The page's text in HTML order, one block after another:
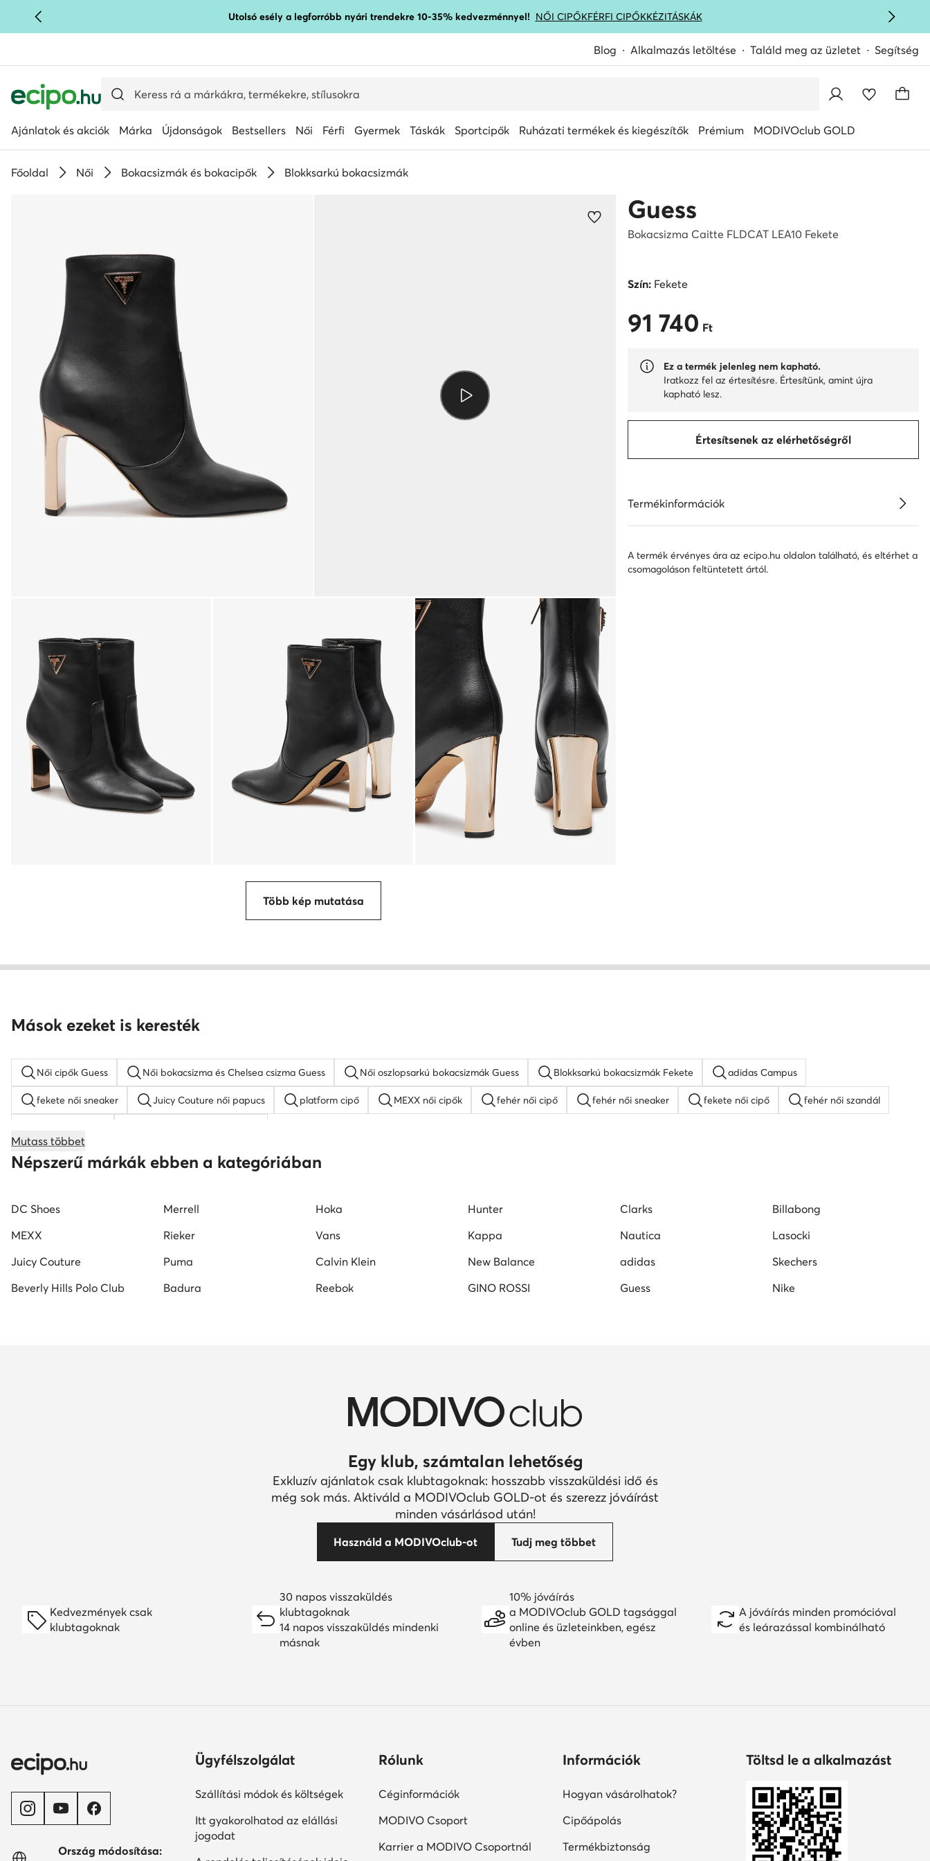
UGRÁS A FŐ TARTALOMRA Utolsó esély a legforróbb nyári trendekre 10-35% kedvezménnyel! NŐI CIPŐKFÉRFI CIPŐKKÉZITÁSKÁK
Blog Alkalmazás letöltése Találd meg az üzletet Segítség
Ajánlatok és akciók Márka Újdonságok Bestsellers Női Férfi Gyermek Táskák Sportcipők Ruházati termékek és kiegészítők Prémium MODIVOclub GOLD
Főoldal Női Bokacsizmák és bokacipők Blokksarkú bokacsizmák
Több kép mutatása
Guess
Bokacsizma Caitte FLDCAT LEA10 Fekete
Szín:Fekete
91 740 Ft
91 740 Ft
Ez a termék jelenleg nem kapható.
Iratkozz fel az értesítésre. Értesítünk, amint újra
kapható lesz.
Értesítsenek az elérhetőségről
Termékinformációk
A termék érvényes ára az ecipo.hu oldalon található, és eltérhet a
csomagoláson feltüntetett ártól.
Mások ezeket is keresték
Női cipők Guess Női bokacsizma és Chelsea csizma Guess Női oszlopsarkú bokacsizmák Guess Blokksarkú bokacsizmák Fekete adidas Campus
fekete női sneaker Juicy Couture női papucs platform cipő MEXX női cipők fehér női cipő fehér női sneaker fekete női cipő fehér női szandál
női éksarkú szandálok női magasszárú tornacipők
Mutass többet
Népszerű márkák ebben a kategóriában
DC Shoes Merrell Hoka Hunter Clarks
Billabong
MEXX
Rieker Vans Kappa Nautica
Lasocki
Juicy Couture
Puma Calvin Klein New Balance adidas
Skechers
Beverly Hills Polo Club
Badura Reebok GINO ROSSI Guess Nike
Egy klub, számtalan lehetőség
Exkluzív ajánlatok csak klubtagoknak: hosszabb visszaküldési idő és
még sok más. Aktiváld a MODIVOclub GOLD-ot és szerezz jóváírást
minden vásárlásod után!
Használd a MODIVOclub-ot Tudj meg többet
Kedvezmények csak
klubtagoknak
30 napos visszaküldés
klubtagoknak
14 napos visszaküldés mindenki
másnak
10% jóváírás
a MODIVOclub GOLD tagsággal
online és üzleteinkben, egész
évben
A jóváírás minden promócióval
és leárazással kombinálható
Ország módosítása:
Ügyfélszolgálat
Szállítási módok és költségek
Itt gyakorolhatod az elállási
jogodat
Rólunk
Céginformációk
MODIVO Csoport
Karrier a MODIVO Csoportnál
Információk
Hogyan vásárolhatok?
Cipőápolás
Termékbiztonság
Töltsd le a alkalmazást